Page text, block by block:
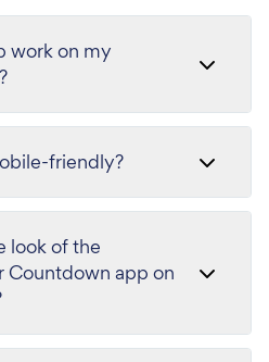
work on my
friendly?
look of the
Countdown app on